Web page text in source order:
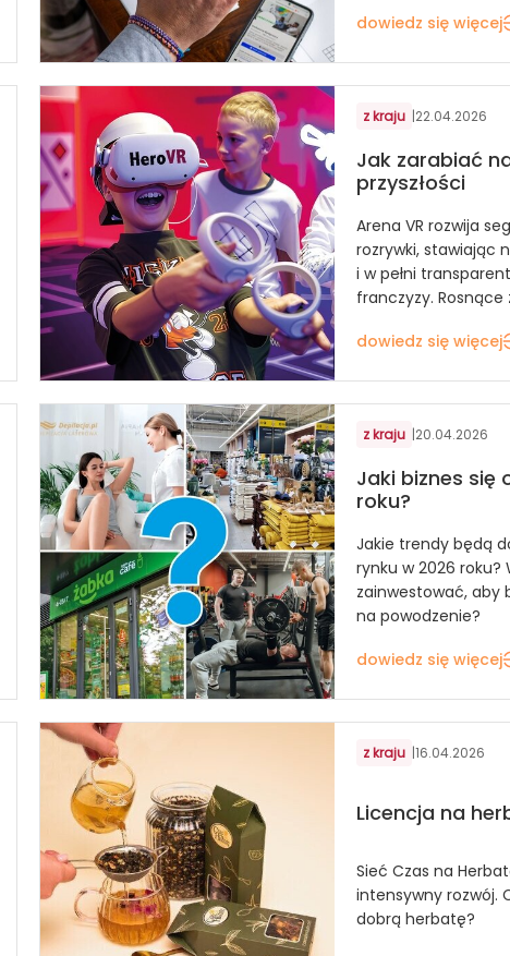
dowiedz się więcej
z kraju |22.04.2026
Jak zarabiać
przyszłości
Arena VR rozwija
rozrywki, stawiając
i w pełni
franczyzy. Rosnące
dowiedz się więcej
z kraju |20.04.2026
Jaki biznes się
roku?
Jakie trendy będą
rynku w 2026 roku?
zainwestować, aby
na powodzenie?
dowiedz się więcej
z kraju |16.04.2026
Licencja na
Sieć Czas na
intensywny rozwój.
dobrą herbatę?